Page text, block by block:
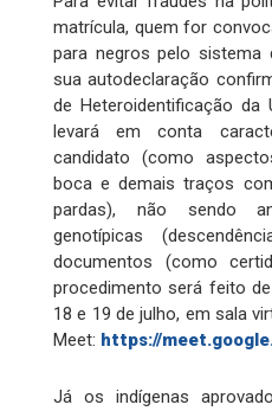
matrícula, quem for
para negros pelo sistema
sua autodeclaração
de Heteroidentificação da
levará em conta
candidato (como
boca e demais traços
pardas), não sendo
genotípicas
documentos (como
procedimento será feito
18 e 19 de julho, em sala
Meet: https://
Já os indígenas